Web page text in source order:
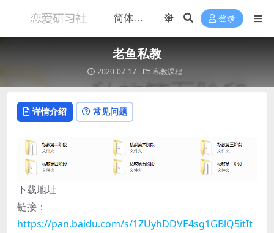
登录
老鱼私教
2020-07-17 私教课程
详情介绍 常见问题
下载地址
链接：
https://pan.baidu.com/s/1ZUyhDDVE4sg1GBlQ5itIt